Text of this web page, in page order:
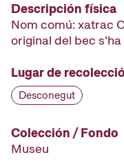
Descripción física
Nom comú: xatrac
original del bec
Lugar de
Desconegut
Colección / Fondo
Museu